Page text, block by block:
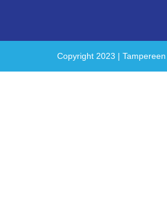
Copyright 2023 |